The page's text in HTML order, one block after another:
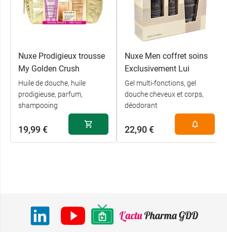
Nuxe Prodigieux trousse
My Golden Crush
Huile de douche, huile
prodigieuse, parfum,
shampooing
19,99 €
Nuxe Men coffret soins
Exclusivement Lui
Gel multi-fonctions, gel
douche cheveux et corps,
déodorant
22,90 €